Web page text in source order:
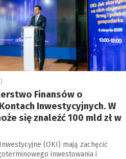
Finansów o
Inwestycyjnych. W
się znaleźć 100 mld zł w
(OKI) mają zachęcić
inwestowania i